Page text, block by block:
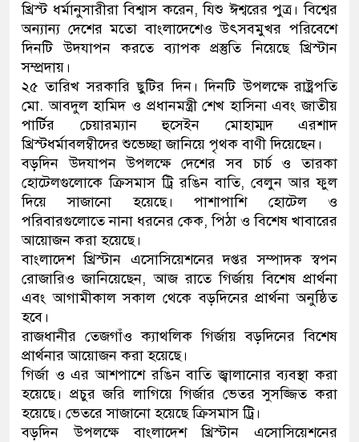
নেতৃত্ব ও গণতন্ত্রের মূর্তমান
‘আজহার খান’
অবৈধ বিদেশি পিস্তল,
জড়িত কিশোর গ্যাংয়ের চার শিশু আটক
ডাকাতির প্রস্তুতিকালে দুইজনকে
থানা পুলিশ
খ্রিস্ট ধর্মানুসারীরা বিশ্বাস করেন, যিশু ঈশ্বরের পুত্র। বিশ্বের
অন্যান্য দেশের মতো বাংলাদেশেও উৎসবমুখর পরিবেশে
দিনটি উদযাপন করতে ব্যাপক প্রস্তুতি নিয়েছে খ্রিস্টান
সম্প্রদায়।
২৫ তারিখ সরকারি ছুটির দিন। দিনটি উপলক্ষে রাষ্ট্রপতি
মো. আবদুল হামিদ ও প্রধানমন্ত্রী শেখ হাসিনা এবং জাতীয়
পার্টির চেয়ারম্যান হুসেইন মোহাম্মদ এরশাদ
খ্রিস্টধর্মাবলম্বীদের শুভেচ্ছা জানিয়ে পৃথক বাণী দিয়েছেন।
বড়দিন উদযাপন উপলক্ষে দেশের সব চার্চ ও তারকা
হোটেলগুলোকে ক্রিসমাস ট্রি রঙিন বাতি, বেলুন আর ফুল
দিয়ে সাজানো হয়েছে। পাশাপাশি হোটেল ও
পরিবারগুলোতে নানা ধরনের কেক, পিঠা ও বিশেষ খাবারের
আয়োজন করা হয়েছে।
বাংলাদেশ খ্রিস্টান এসোসিয়েশনের দপ্তর সম্পাদক স্বপন
রোজারিও জানিয়েছেন, আজ রাতে গির্জায় বিশেষ প্রার্থনা
এবং আগামীকাল সকাল থেকে বড়দিনের প্রার্থনা অনুষ্ঠিত
হবে।
রাজধানীর তেজগাঁও ক্যাথলিক গির্জায় বড়দিনের বিশেষ
প্রার্থনার আয়োজন করা হয়েছে।
গির্জা ও এর আশপাশে রঙিন বাতি জ্বালানোর ব্যবস্থা করা
হয়েছে। প্রচুর জরি লাগিয়ে গির্জার ভেতর সুসজ্জিত করা
হয়েছে। ভেতরে সাজানো হয়েছে ক্রিসমাস ট্রি।
বড়দিন উপলক্ষে বাংলাদেশ খ্রিস্টান এসোসিয়েশনের